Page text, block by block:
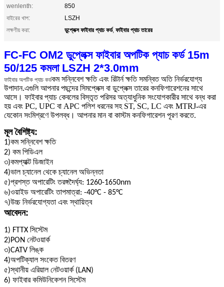
wenlenth:
850
বাইরের খাপ:
LSZH
লক্ষণীয় করা:
ডুপ্লেক্স ফাইবার প্যাচ কর্ড, ফাইবার প্যাচ তারের
FC-FC OM2 ডুপ্লেক্স ফাইবার অপটিক প্যাচ কর্ড 15m
50/125 কমলা LSZH 2*3.0mm
ফাইবার অপটিক প্যাচ কর্ডকম সন্নিবেশ ক্ষতি এবং রিটার্ন ক্ষতি সমন্বিত অতি নির্ভরযোগ্য
উপাদান.এগুলি আপনার পছন্দের সিমপ্লেক্স বা ডুপ্লেক্স তারের কনফিগারেশনের সাথে
আসে। ফাইবার প্যাচ কেবলের বিস্তৃত পরিসর অত্যাধুনিক সংযোগকারীর সাথে বন্ধ করা
হয় এবং PC, UPC বা APC পলিশ ধরনের সহ ST, SC, LC এবং MTRJ-এর
যেকোন সংমিশ্রণে উপলব্ধ। আপনার মান বা কাস্টম কনফিগারেশন পূরণ করতে.
মূল বৈশিষ্ট্য:
1)কম সন্নিবেশ ক্ষতি
2) কম পিডিএল
৩)কমপ্যাক্ট ডিজাইন
4)ভাল চ্যানেল থেকে চ্যানেল অভিন্নতা
৫)প্রশস্ত অপারেটিং তরঙ্গদৈর্ঘ্য: 1260-1650nm
৬)ওয়াইড অপারেটিং তাপমাত্রা: -40°C - 85°C
৭)উচ্চ নির্ভরযোগ্যতা এবং স্থায়িত্ব
আবেদন:
1) FTTX সিস্টেম
2)PON নেটওয়ার্ক
৩)CATV লিঙ্ক
4)অপটিক্যাল সংকেত বিতরণ
৫)স্থানীয় এরিয়াল নেটওয়ার্ক (LAN)
6) ফাইবার কমিউনিকেশন সিস্টেম